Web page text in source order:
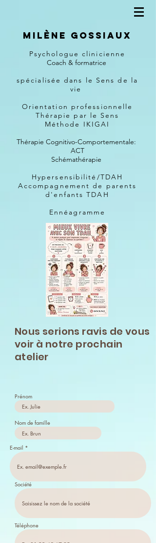
Milène Gossiaux
Psychologue clinicienne
Coach & formatrice
spécialisée dans le Sens de la
vie
Orientation professionnelle
Thérapie par le Sens
Méthode IKIGAI
Thérapie Cognitivo-Comportementale:
ACT
Schémathérapie
Hypersensibilité/TDAH
Accompagnement de parents
d'enfants TDAH
Ennéagramme
Nous serions ravis de vous
voir à notre prochain
atelier
Prénom
Nom de famille
E-mail
Société
Téléphone